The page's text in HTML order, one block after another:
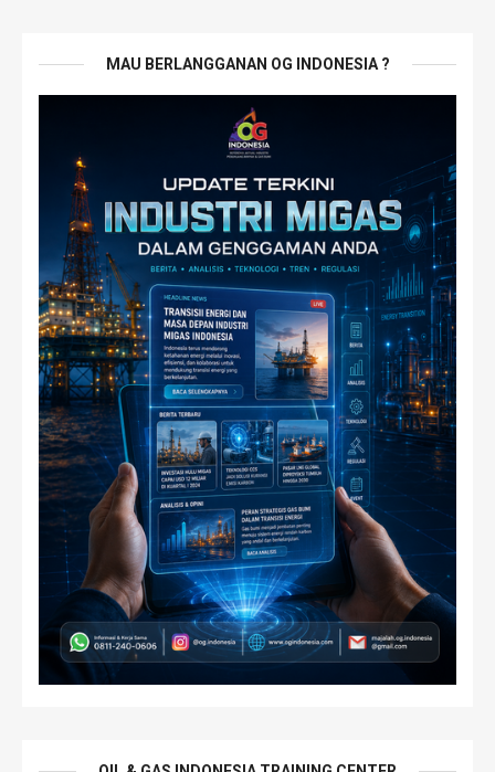
MAU BERLANGGANAN OG INDONESIA ?